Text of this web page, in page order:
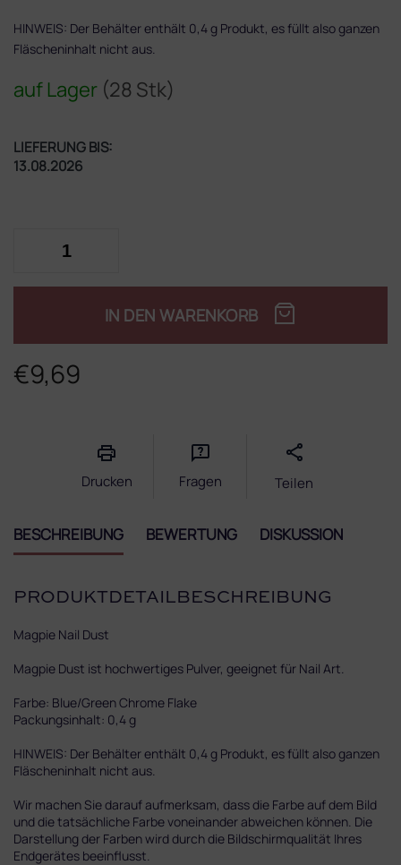
€9,69
auf Lager (28 Stk)
LIEFERUNG BIS:
13.08.2026
IN DEN WARENKORB
HINWEIS: Der Behälter enthält 0,4 g Produkt, es füllt also ganzen
Fläscheninhalt nicht aus.
Drucken Fragen Teilen
BESCHREIBUNG BEWERTUNG DISKUSSION
PRODUKTDETAILBESCHREIBUNG
Magpie Nail Dust
Magpie Dust ist hochwertiges Pulver, geeignet für Nail Art.
Farbe: Blue/Green Chrome Flake
Packungsinhalt: 0,4 g
HINWEIS: Der Behälter enthält 0,4 g Produkt, es füllt also ganzen
Fläscheninhalt nicht aus.
Wir machen Sie darauf aufmerksam, dass die Farbe auf dem Bild
und die tatsächliche Farbe voneinander abweichen können. Die
Darstellung der Farben wird durch die Bildschirmqualität Ihres
Endgerätes beeinflusst.